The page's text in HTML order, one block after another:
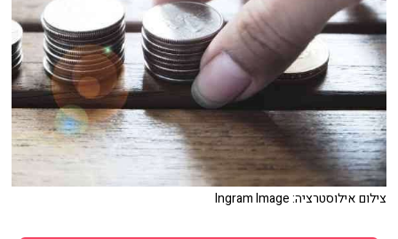
צילום אילוסטרציה: Ingram Image